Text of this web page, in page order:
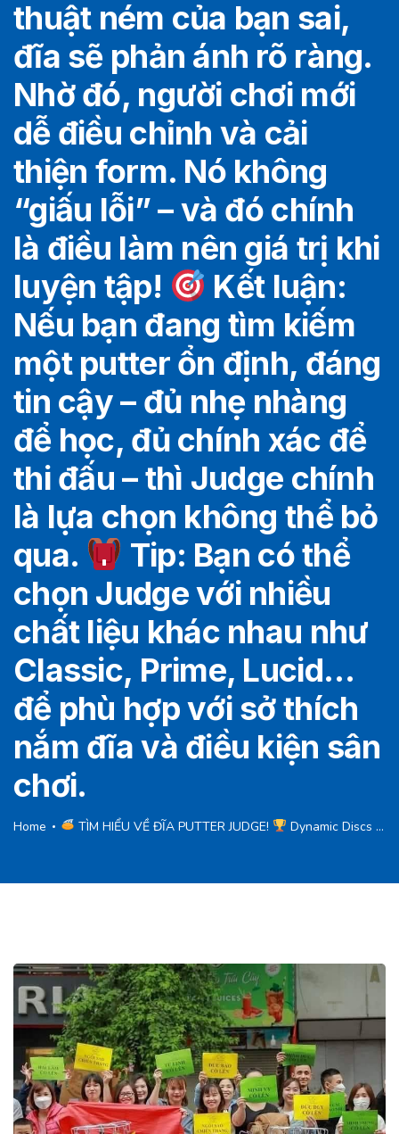
thuật ném của bạn sai,
đĩa sẽ phản ánh rõ ràng.
Nhờ đó, người chơi mới
dễ điều chỉnh và cải
thiện form. Nó không
“giấu lỗi” – và đó chính
là điều làm nên giá trị khi
luyện tập!
Kết luận:
Nếu bạn đang tìm kiếm
một putter ổn định, đáng
tin cậy – đủ nhẹ nhàng
để học, đủ chính xác để
thi đấu – thì Judge chính
là lựa chọn không thể bỏ
qua.
Tip: Bạn có thể
chọn Judge với nhiều
chất liệu khác nhau như
Classic, Prime, Lucid…
để phù hợp với sở thích
nắm đĩa và điều kiện sân
chơi.
Home TÌM HIỂU VỀ ĐĨA PUTTER JUDGE! Dynamic Discs Judge không chỉ là một trong những putter phổ biến nhất thế giới – mà còn là lựa chọn lý tưởng cho người chơi ở mọi trình độ. Cùng khám phá thông số kỹ thuật và đặc điểm đường bay của chiếc đĩa này nhé!